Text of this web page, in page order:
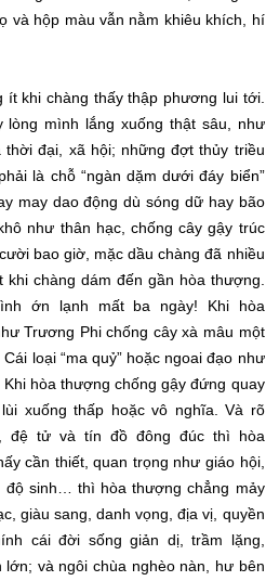
và hộp màu vẫn nằm khiêu khích, hí
ít khi chàng thấythập phương lui tới.
mình lắng xuống thật sâu, như
thời đại xã hội; những đợt thủy triều
là chỗ “ngàn dặm dưới đáy biển”
may dao động dù sóng dữ hay bão
như thân hạc, chống cây gậy trúc
cười bao giờ, mặc dầu chàng đã nhiều
khichàng dám đến gần hòa thượng
ớn lạnh mất ba ngày! Khi hòa
Trương Phi chống cây xà mâu một
loại “ma quỷ” hoặc ngoai đạo như
Khi hòa thượng chống gậy đứng quay
xuống thấp hoặcvô nghĩa . Và rõ
đệ tửvà tín đồđông đúc thì hòa
cần thiết, quan trọng như giáo hội,
độ sinh … thì hòa thượng chẳng mảy
giàu sang ,danh vọng ,địa vị , quyền
cáiđời sống giản dị,trầm lặng
lớn; và ngôi chùa nghèo nàn , hư bên